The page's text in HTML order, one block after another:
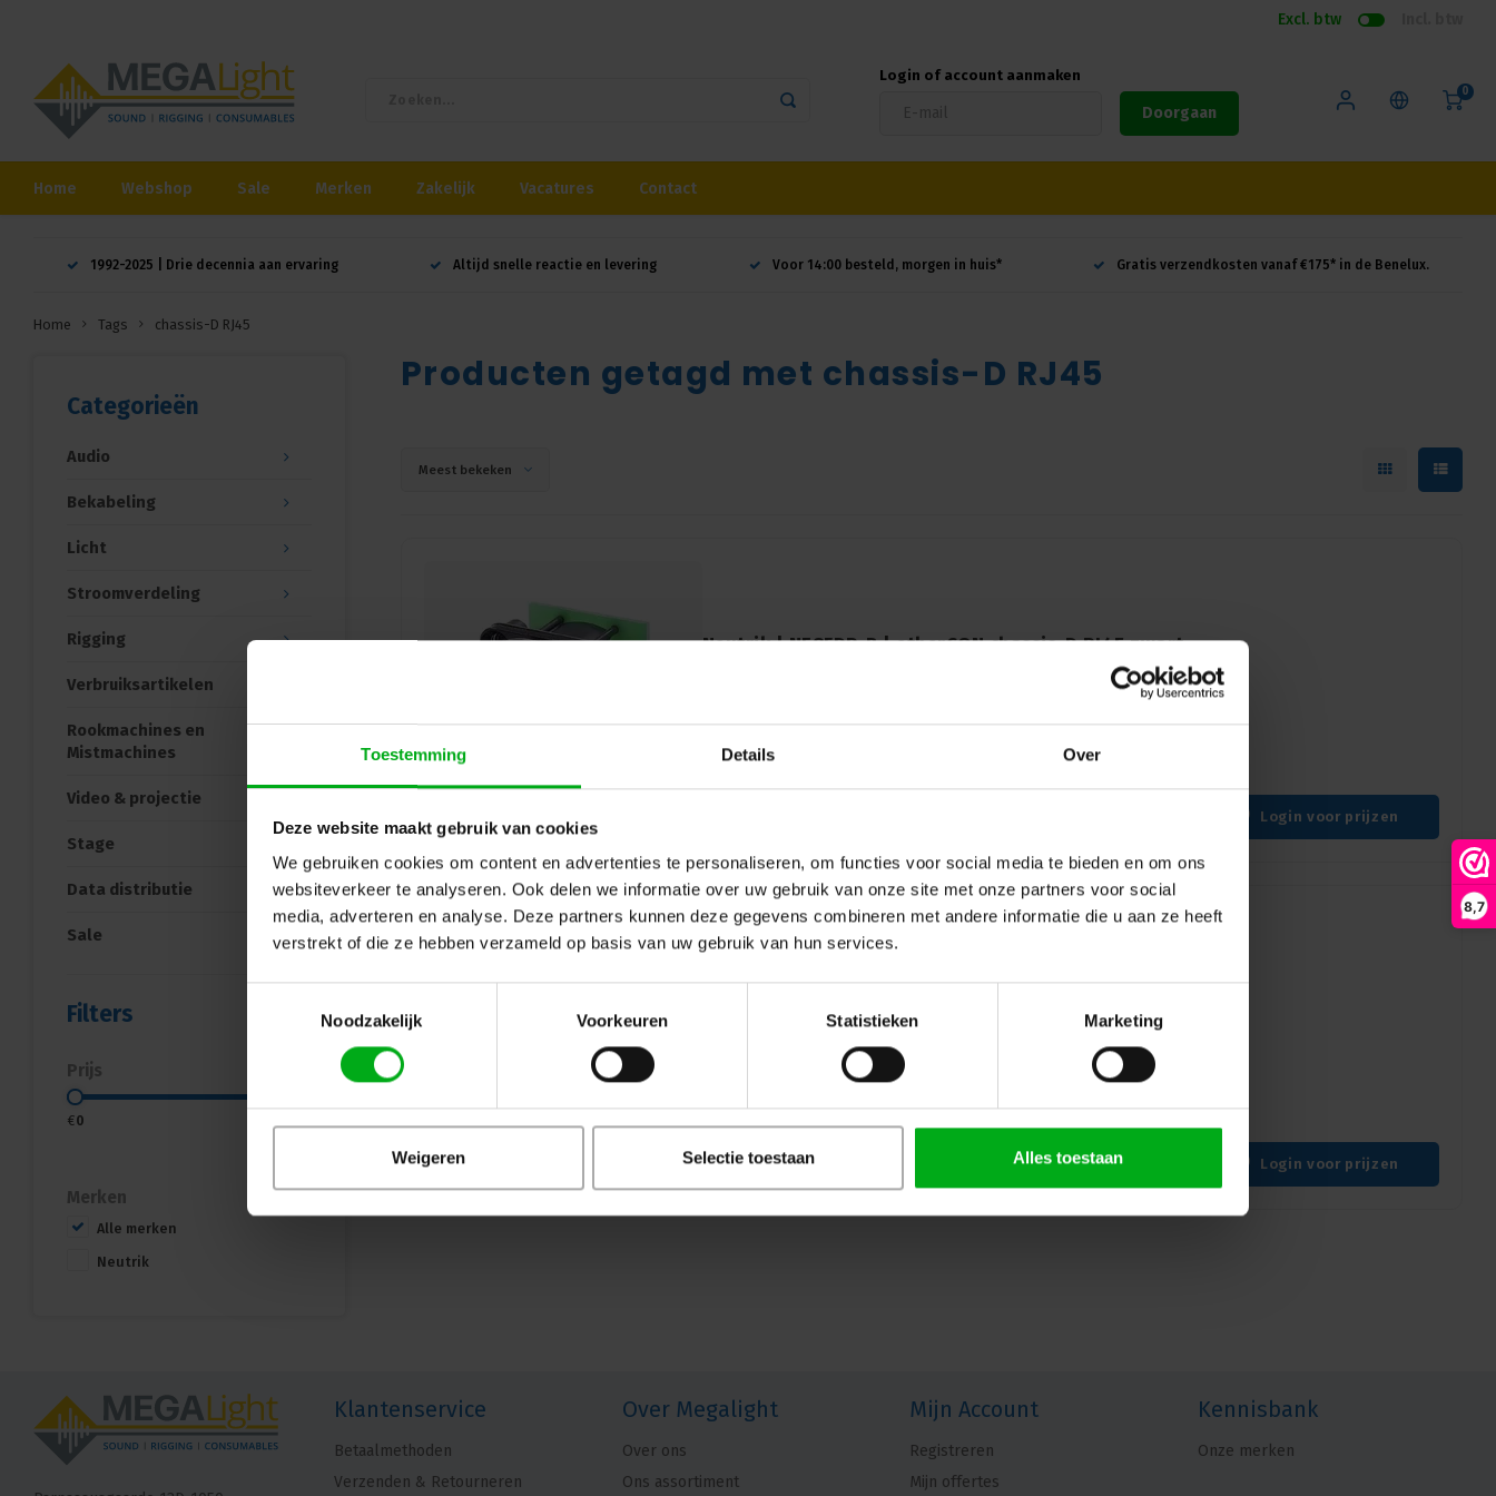
Toestemming Details Over
Deze website maakt gebruik van cookies
We gebruiken cookies om content en advertenties te personaliseren, om functies voor social media te bieden en om ons
websiteverkeer te analyseren. Ook delen we informatie over uw gebruik van onze site met onze partners voor social
media, adverteren en analyse. Deze partners kunnen deze gegevens combineren met andere informatie die u aan ze heeft
verstrekt of die ze hebben verzameld op basis van uw gebruik van hun services.
Noodzakelijk
Voorkeuren Statistieken Marketing
Weigeren Selectie toestaan Alles toestaan
8,7
Excl. btw
Login of account aanmaken
Doorgaan
0
Home Webshop Sale Merken Zakelijk Vacatures Contact
1992-2025 | Drie decennia aan ervaring Altijd snelle reactie en levering Voor 14:00 besteld, morgen in huis* Gratis verzendkosten vanaf €175* in de Benelux.
Home Tags chassis-D RJ45
Categorieën
Audio
Bekabeling
Licht
Stroomverdeling
Rigging
Verbruiksartikelen
Rookmachines en
Mistmachines
Video & projectie
Stage
Data distributie
Sale
Filters
Prijs
€0
Merken
Alle merken
Neutrik
Producten getagd met chassis-D RJ45
Meest bekeken
Neutrik | NE8FDP-B | etherCON chassis-D RJ45 zwart
Perfect voor professionele audio-, video- en podiumtoepassingen.
Login voor prijzen
Neutrik | NE8FDP-TOP | etherCON chassis-D RJ45 TOP
NE8FDP-TOP
Neutrik NE8FDP-TOP: Robuuste etherCON chassis-D RJ45 connector
Login voor prijzen
Klantenservice
Betaalmethoden
Verzenden & Retourneren
Over Megalight
Over ons
Ons assortiment
Mijn Account
Registreren
Mijn offertes
Kennisbank
Onze merken